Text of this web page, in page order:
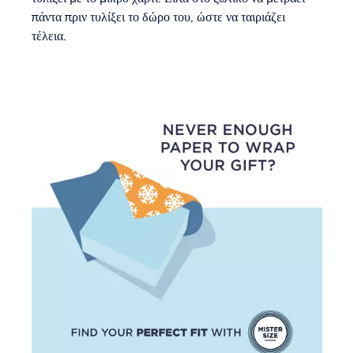
πάντα πριν τυλίξει το δώρο του, ώστε να ταιριάζει
τέλεια.